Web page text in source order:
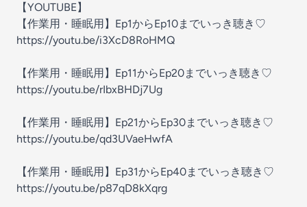
【YOUTUBE】
【作業用・睡眠用】Ep1からEp10までいっき聴き♡
⁠https://youtu.be/i3XcD8RoHMQ⁠
【作業用・睡眠用】Ep11からEp20までいっき聴き♡
⁠https://youtu.be/rIbxBHDj7Ug⁠
【作業用・睡眠用】Ep21からEp30までいっき聴き♡
⁠https://youtu.be/qd3UVaeHwfA⁠
【作業用・睡眠用】Ep31からEp40までいっき聴き♡
⁠https://youtu.be/p87qD8kXqrg⁠